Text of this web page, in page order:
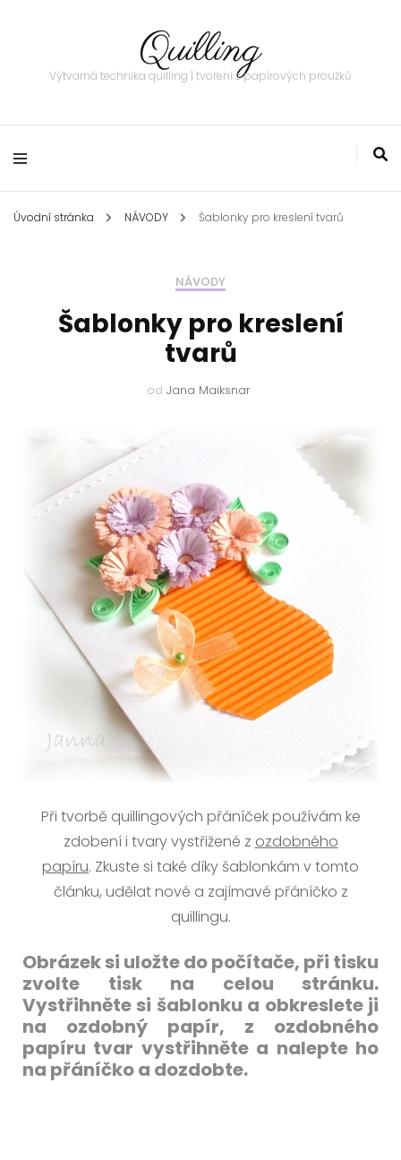
Quilling
Výtvarná technika quilling | tvoření z papírových proužků
Úvodní stránka NÁVODY Šablonky pro kreslení tvarů
NÁVODY
Šablonky pro kreslení
tvarů
od Jana Maiksnar
Při tvorbě quillingových přáníček používám ke
zdobení i tvary vystřižené z ozdobného
papíru. Zkuste si také díky šablonkám v tomto
článku, udělat nové a zajímavé přáníčko z
quillingu.
Obrázek si uložte do počítače, při tisku
zvolte tisk na celou stránku.
Vystřihněte si šablonku a obkreslete ji
na ozdobný papír, z ozdobného
papíru tvar vystřihněte a nalepte ho
na přáníčko a dozdobte.